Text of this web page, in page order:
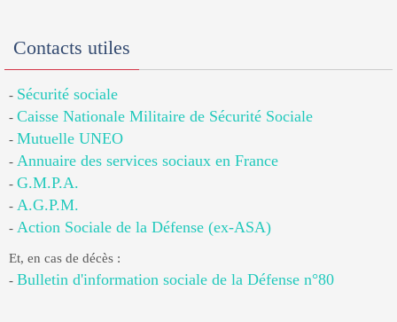
Contacts utiles
- Sécurité sociale
- Caisse Nationale Militaire de Sécurité Sociale
- Mutuelle UNEO
- Annuaire des services sociaux en France
- G.M.P.A.
- A.G.P.M.
- Action Sociale de la Défense (ex-ASA)
Et, en cas de décès :
- Bulletin d'information sociale de la Défense n°80